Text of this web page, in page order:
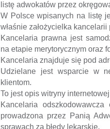
listę adwokatów przez
W Polsce wpisanych na listę
właśnie założycielka kancelarii
Kancelaria prawna jest
na etapie merytorycznym oraz
Kancelaria znajduje się pod
Udzielane jest wsparcie w
klientom.
To jest opis witryny
Kancelaria
prowadzona przez Panią
sprawach za błędy lekarskie.